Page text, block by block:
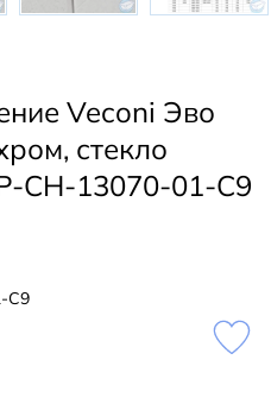
Veconi Эво
стекло
CH-13070-01-C9
C9